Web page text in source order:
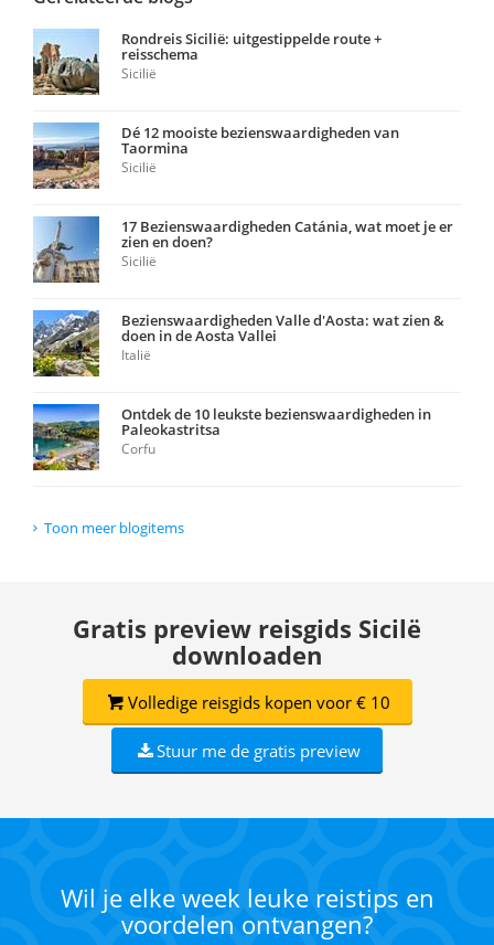
Rondreis Sicilië: uitgestippelde route +
reisschema
Sicilië
Dé 12 mooiste bezienswaardigheden van
Taormina
Sicilië
17 Bezienswaardigheden Catánia, wat moet je er
zien en doen?
Sicilië
Bezienswaardigheden Valle d'Aosta: wat zien &
doen in de Aosta Vallei
Italië
Ontdek de 10 leukste bezienswaardigheden in
Paleokastritsa
Corfu
Toon meer blogitems
Gratis preview reisgids Sicilë
downloaden
Volledige reisgids kopen voor € 10
Stuur me de gratis preview
Wil je elke week leuke reistips en
voordelen ontvangen?